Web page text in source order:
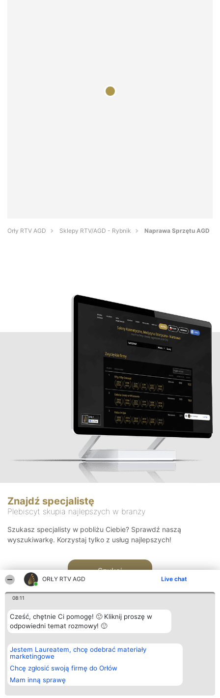
ORŁY RTV AGD Live chat
08:11
Cześć, chętnie Ci pomogę! 🙂 Kliknij proszę w
odpowiedni temat rozmowy! 🙂
Jestem Laureatem, chcę odebrać materiały
marketingowe
Chcę zgłosić swoją firmę do Orłów
Mam inną sprawę
Orły RTV AGD Sklepy RTV/AGD - Rybnik Naprawa Sprzętu AGD
Znajdź specjalistę
Plebiscyt skupia najlepszych w branży
Szukasz specjalisty w pobliżu Ciebie? Sprawdź naszą
wyszukiwarkę. Korzystaj tylko z usług najlepszych!
Szukaj
Organizator plebiscytu
Bright Side Solutions sp. z o.
o. sp. k.
ul. Ruska 22
Wrocław 50-079
KRS 0000749100 | Regon
381313360 | NIP 8943132676
Plebiscyt
Laureaci
wszystkich
Laureatów
Regulamin
Kontakt
Kontakt